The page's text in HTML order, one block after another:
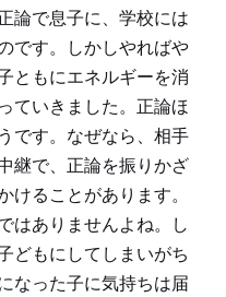
論で息子に、学校には
です。しかしやればや
ともにエネルギーを消
ていきました。正論ほ
です。なぜなら、相手
継で、正論を振りかざ
けることがあります。
はありませんよね。し
どもにしてしまいがち
なった子に気持ちは届